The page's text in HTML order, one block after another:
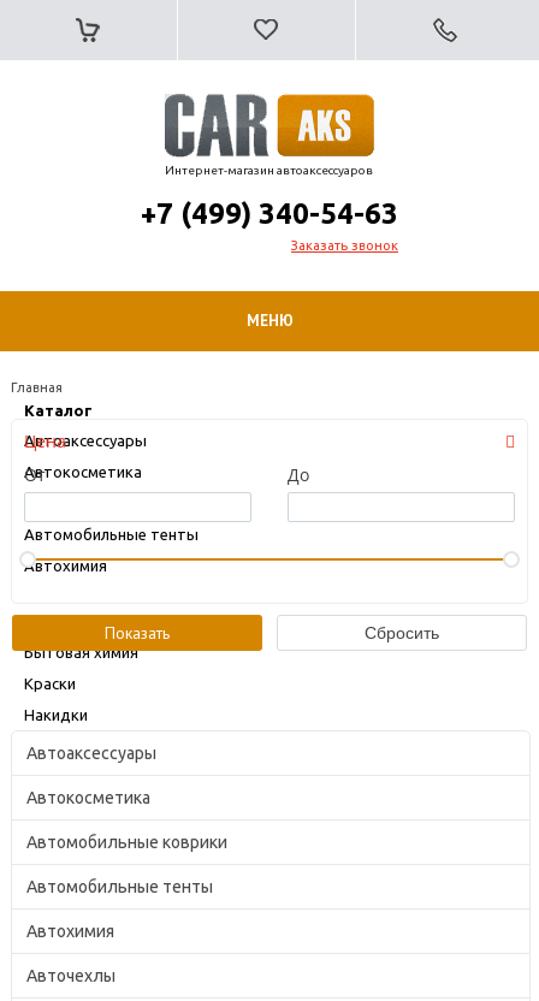
Интернет-магазин автоаксессуаров
+7 (499) 340-54-63
Заказать звонок
МЕНЮ
Главная
Цена
От
До
Автоаксессуары
Автокосметика
Автомобильные коврики
Автомобильные тенты
Автохимия
Авточехлы
Каталог
Автоаксессуары
Автокосметика
Автомобильные тенты
Автохимия
Бытовая химия
Краски
Накидки
О компании
Самовывоз
Контакты